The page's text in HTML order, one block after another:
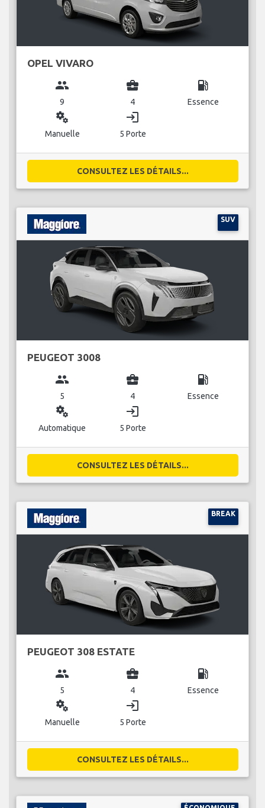
OPEL VIVARO
group
9
business_center
4
local_gas_station
Essence
miscellaneous_services
Manuelle
login
5 Porte
CONSULTEZ LES DÉTAILS...
SUV
PEUGEOT 3008
group
5
business_center
4
local_gas_station
Essence
miscellaneous_services
Automatique
login
5 Porte
CONSULTEZ LES DÉTAILS...
BREAK
PEUGEOT 308 ESTATE
group
5
business_center
4
local_gas_station
Essence
miscellaneous_services
Manuelle
login
5 Porte
CONSULTEZ LES DÉTAILS...